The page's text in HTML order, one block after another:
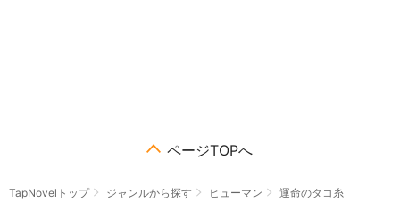
ページTOPへ
TapNovelトップ ジャンルから探す ヒューマン 運命のタコ糸